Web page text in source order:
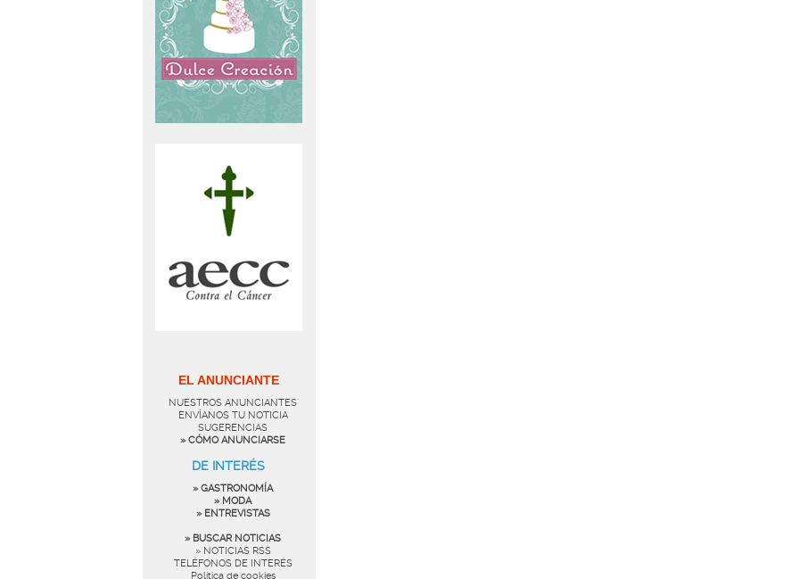
EL ANUNCIANTE
NUESTROS ANUNCIANTES
ENVÍANOS TU NOTICIA
SUGERENCIAS
» CÓMO ANUNCIARSE
DE INTERÉS
» GASTRONOMÍA
» MODA
» ENTREVISTAS
» BUSCAR NOTICIAS
» NOTICIAS RSS
TELÉFONOS DE INTERÉS
Política de cookies